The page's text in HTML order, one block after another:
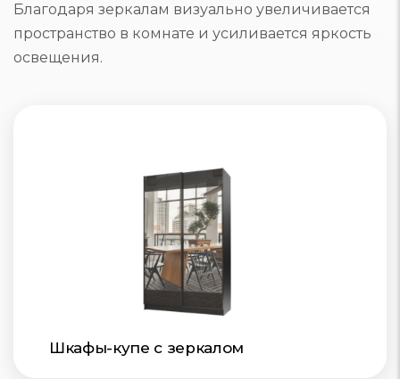
Благодаря зеркалам визуально увеличивается
пространство в комнате и усиливается яркость
освещения.
Шкафы-купе с зеркалом